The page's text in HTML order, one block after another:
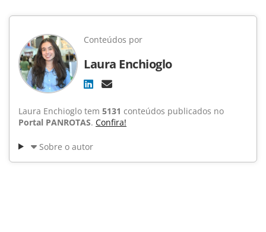
Conteúdos por
Laura Enchioglo
Laura Enchioglo tem 5131 conteúdos publicados no
Portal PANROTAS. Confira!
Sobre o autor